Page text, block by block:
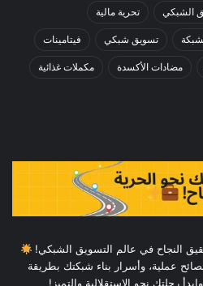
الشبكي تحرية مالية
تسويق شبكي فيتامينات
مضادات الأكسدة مكملات غذائية
عملية، وأسرار بناء شبكتك بطريقة
رحلتك نحو الاستقلالية والتميز!